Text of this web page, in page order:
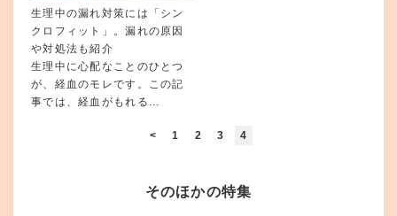
生理中の漏れ対策には「シン
クロフィット」。漏れの原因
や対処法も紹介
生理中に心配なことのひとつ
が、経血のモレです。この記
事では、経血がもれる...
< 1 2 3 4
そのほかの特集